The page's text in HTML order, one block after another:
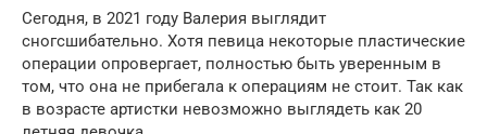
Сегодня, в 2021 году Валерия выглядит
сногсшибательно. Хотя певица некоторые пластические
операции опровергает, полностью быть уверенным в
том, что она не прибегала к операциям не стоит. Так как
в возрасте артистки невозможно выглядеть как 20